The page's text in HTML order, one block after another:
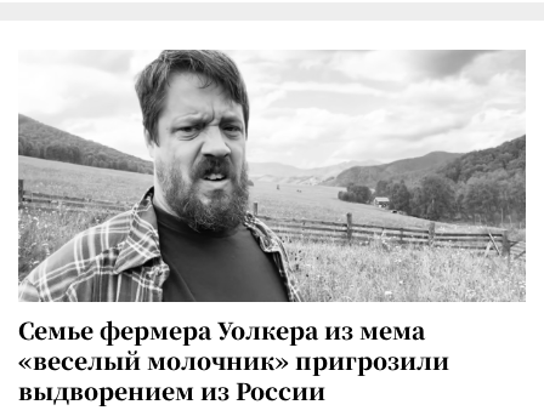
Семье фермера Уолкера из мема
«веселый молочник» пригрозили
выдворением из России